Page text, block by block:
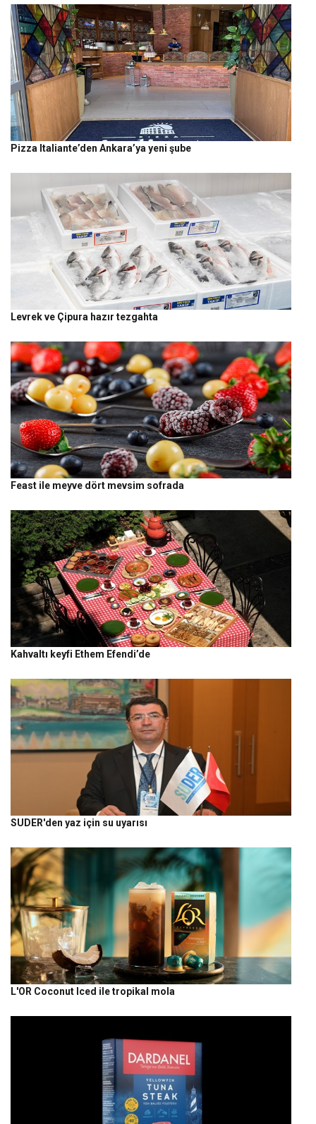
Pizza Italiante’den Ankara’ya yeni şube
Levrek ve Çipura hazır tezgahta
Feast ile meyve dört mevsim sofrada
Kahvaltı keyfi Ethem Efendi’de
SUDER'den yaz için su uyarısı
L'OR Coconut Iced ile tropikal mola